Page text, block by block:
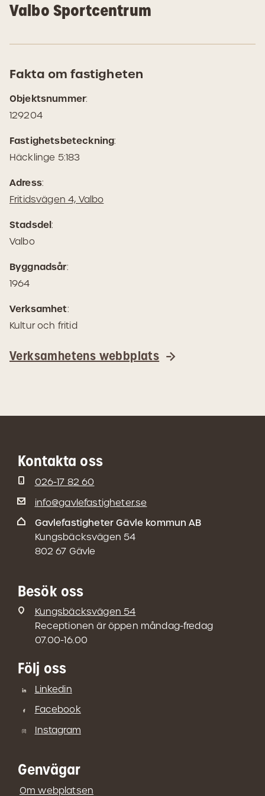
Valbo Sportcentrum
Fakta om fastigheten
Objektsnummer:
129204
Fastighetsbeteckning:
Häcklinge 5:183
Adress:
Fritidsvägen 4, Valbo(Öppnas
Stadsdel:
Valbo
Byggnadsår:
1964
Verksamhet:
Kultur och fritid
Verksamhetens webbplats
Kontakta oss
026-17 82 60
info@gavlefastigheter.se
Gavlefastigheter Gävle kommun AB
Kungsbäcksvägen 54
802 67 Gävle
Besök oss
Kungsbäcksvägen 54
Receptionen är öppen måndag-fredag
07.00-16.00
Följ oss
Linkedin
Facebook
Instagram
Genvägar
Om webplatsen